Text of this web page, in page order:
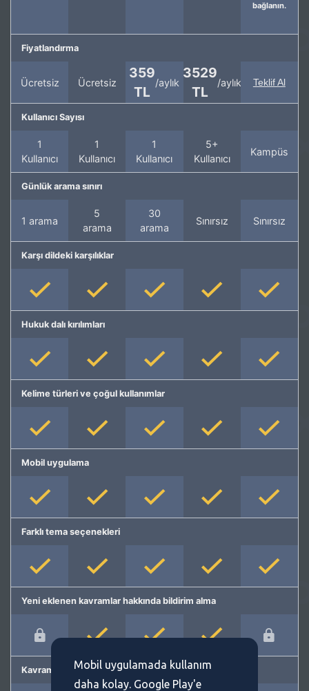
bağlanın.
Fiyatlandırma
Ücretsiz Ücretsiz
359
TL
/aylık
3529
TL
/aylık Teklif Al
Kullanıcı Sayısı
1
Kullanıcı
1
Kullanıcı
1
Kullanıcı
5+
Kullanıcı
Kampüs
Günlük arama sınırı
1 arama
5
arama
30
arama
Sınırsız Sınırsız
Karşı dildeki karşılıklar
Hukuk dalı kırılımları
Kelime türleri ve çoğul kullanımlar
Mobil uygulama
Farklı tema seçenekleri
Yeni eklenen kavramlar hakkında bildirim alma
Kavram önermeMobil uygulamada kullanım
daha kolay. Google Play'e